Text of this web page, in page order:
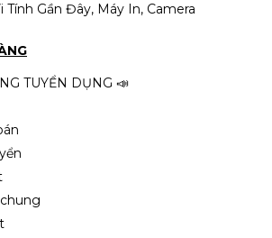
Tính Gần Đây, Máy In, Camera
TUYỂN DỤNG 📣